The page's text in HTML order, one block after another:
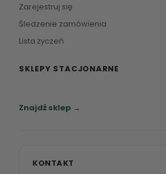
Zarejestruj się
Śledzenie zamówienia
Lista życzeń
SKLEPY STACJONARNE
Znajdź sklep →
KONTAKT